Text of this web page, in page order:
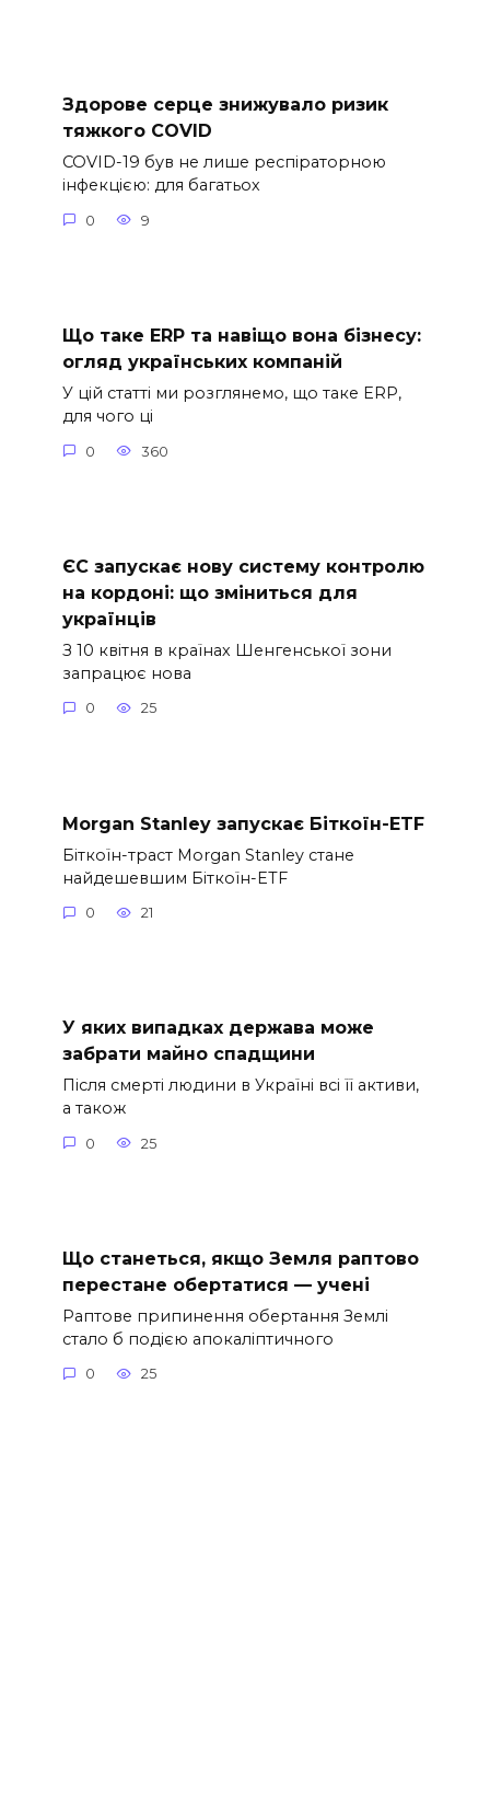
Здорове серце знижувало ризик
тяжкого COVID
COVID-19 був не лише респіраторною
інфекцією: для багатьох
0 9
Що таке ERP та навіщо вона бізнесу:
огляд українських компаній
У цій статті ми розглянемо, що таке ERP,
для чого ці
0 360
ЄС запускає нову систему контролю
на кордоні: що зміниться для
українців
З 10 квітня в країнах Шенгенської зони
запрацює нова
0 25
Morgan Stanley запускає Біткоїн-ETF
Біткоїн-траст Morgan Stanley стане
найдешевшим Біткоїн-ETF
0 21
У яких випадках держава може
забрати майно спадщини
Після смерті людини в Україні всі її активи,
а також
0 25
Що станеться, якщо Земля раптово
перестане обертатися — учені
Раптове припинення обертання Землі
стало б подією апокаліптичного
0 25